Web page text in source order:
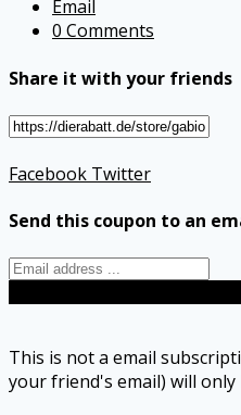
Email
0 Comments
Share it with your friends
Facebook Twitter
Send this coupon to an
This is not a email
your friend's email) will